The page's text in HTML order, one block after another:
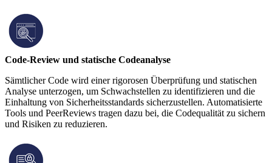
Code-Review und statische Codeanalyse
Sämtlicher Code wird einer rigorosen Überprüfung und statischen
Analyse unterzogen, um Schwachstellen zu identifizieren und die
Einhaltung von Sicherheitsstandards sicherzustellen. Automatisierte
Tools und PeerReviews tragen dazu bei, die Codequalität zu sichern
und Risiken zu reduzieren.